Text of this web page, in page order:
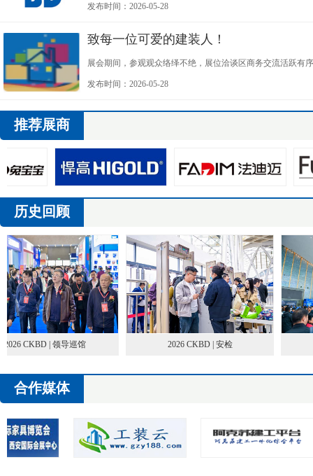
发布时间：2026-05-28
致每一位可爱的建装人！
展会期间，参观观众络绎不绝，展位洽谈区商务交流活跃有
各参方的鼎力支持与共同付出。
发布时间：2026-05-28
推荐展商
历史回顾
CKBD | 领导巡馆 2026 CKBD | 安检
合作媒体